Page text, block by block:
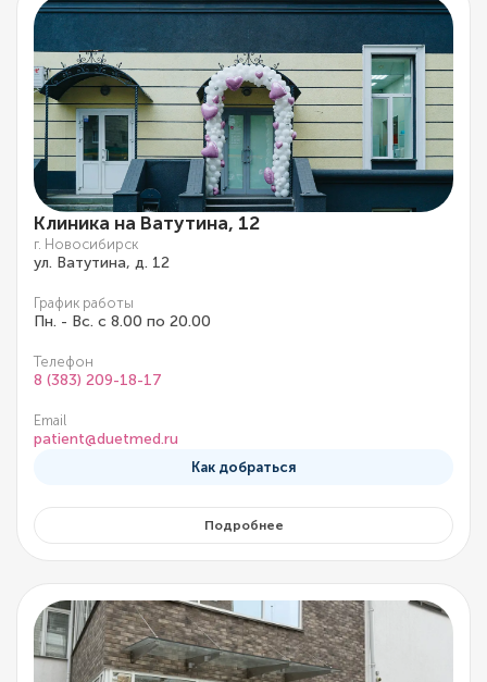
Клиника на Ватутина, 12
г. Новосибирск
ул. Ватутина, д. 12
График работы
Пн. - Вс. с 8.00 по 20.00
Телефон
8 (383) 209-18-17
Email
patient@duetmed.ru
Как добраться
Подробнее